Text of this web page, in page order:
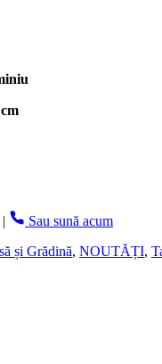
|
Sau sună acum
și Grădină, NOUTĂȚI,